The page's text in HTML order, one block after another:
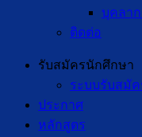
บุคลา
ติดต่อ
รับสมัครนักศึกษา
ระบบรับสมั
ประกาศ
หลักสูตร